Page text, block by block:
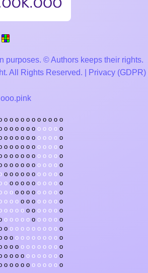
purposes. © Authors keeps their rights.
All Rights Reserved. |
Privacy (GDPR)|
ooo.pink
o o o o o o o o o o o
o o o o o o o o o o o
o o o o o o o o o o o
o o o o o o o o o o o
o o o o o o o o o o o
o o o o o o o o o o o
o o o o o o o o o o o
o o o o o o o o o o o
o o o o o o o o o o o
o o o o o o o o o o o
o o o o o o o o o o o
o o o o o o o o o o o
o o o o o o o o o o o
o o o o o o o o o o o
o o o o o o o o o o o
o o o o o o o o o o o
o o o o o o o o o o o